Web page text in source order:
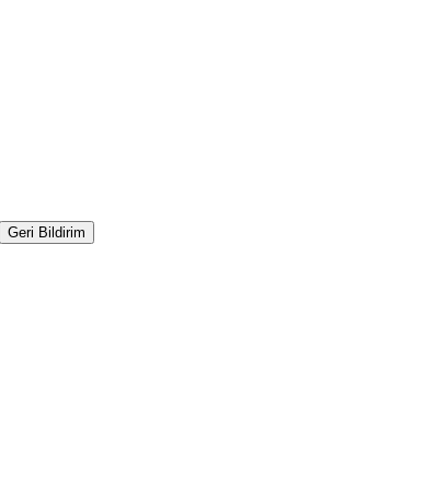
Geri Bildirim